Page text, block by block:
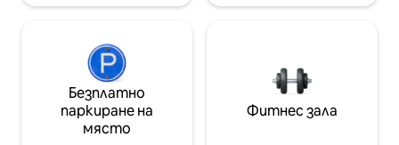
Безплатно
паркиране на
място
Фитнес зала